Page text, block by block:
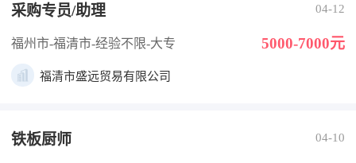
采购专员/助理 04-12
福州市-福清市-经验不限-大专 5000-7000元
福清市盛远贸易有限公司
铁板厨师 04-10